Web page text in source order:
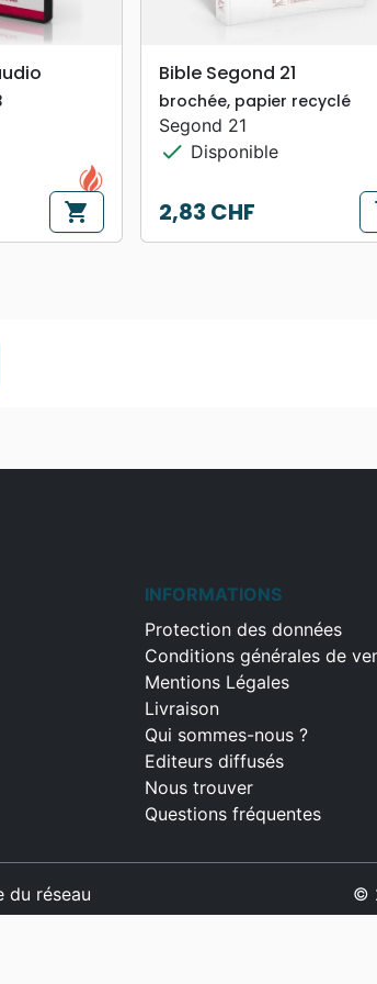
shopping_cart
search APERÇU RAPIDE
Bible Segond 21
brochée, papier recyclé
Segond 21
check Disponible
Prix
2,83 CHF
INFORMATIONS
Protection des données
Conditions générales de
Mentions Légales
Livraison
Qui sommes-nous ?
Editeurs diffusés
Nous trouver
Questions fréquentes
du réseau ©